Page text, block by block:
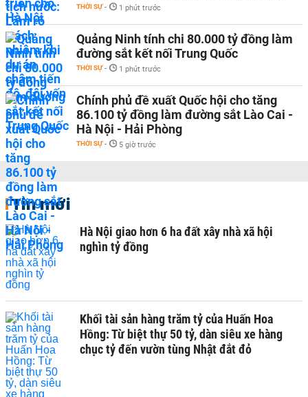
THỜI SỰ - 1 phút trước
Quảng Ninh tính chi 80.000 tỷ đồng làm
đường sắt kết nối Trung Quốc
THỜI SỰ - 1 phút trước
Chính phủ đề xuất Quốc hội cho tăng
86.100 tỷ đồng làm đường sắt Lào Cai -
Hà Nội - Hải Phòng
THỜI SỰ - 5 giờ trước
Tin mới
Hà Nội giao hơn 6 ha đất xây nhà xã hội
nghìn tỷ đồng
Khối tài sản hàng trăm tỷ của Huấn Hoa
Hồng: Từ biệt thự 50 tỷ, dàn siêu xe hàng
chục tỷ đến vườn tùng Nhật đắt đỏ